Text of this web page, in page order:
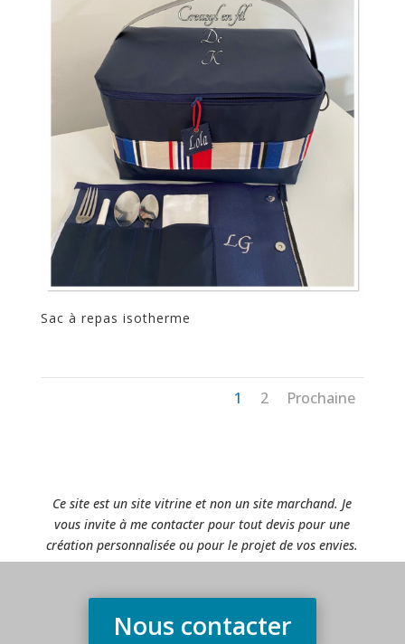
Sac à repas isotherme
1 2 Prochaine
Ce site est un site vitrine et non un site marchand. Je
vous invite à me contacter pour tout devis pour une
création personnalisée ou pour le projet de vos envies.
Nous contacter